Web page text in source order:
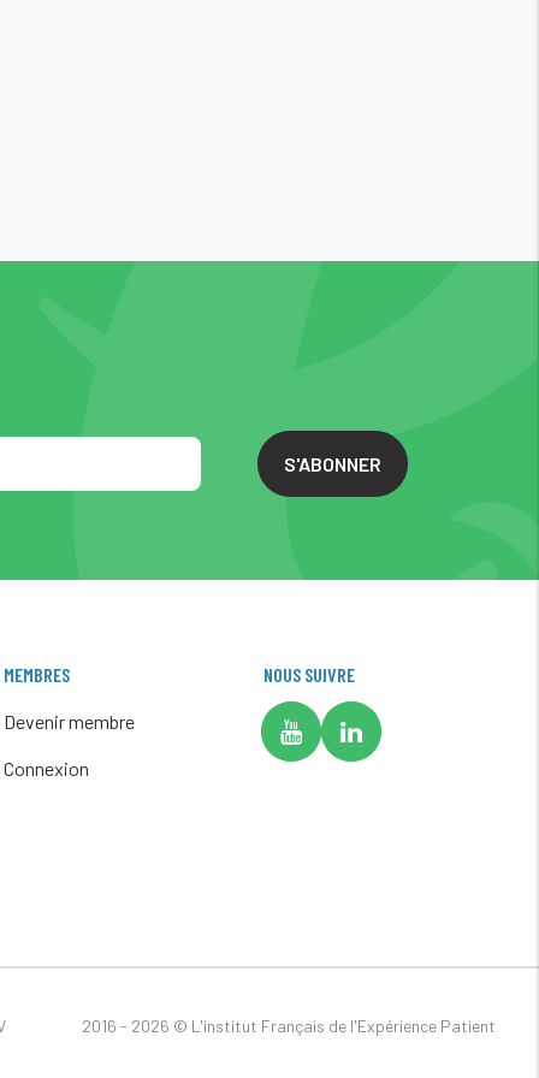
S'ABONNER
MEMBRES
Devenir membre
Connexion
NOUS SUIVRE
2016 - 2026 © L'institut Français de l'Expérience Patient